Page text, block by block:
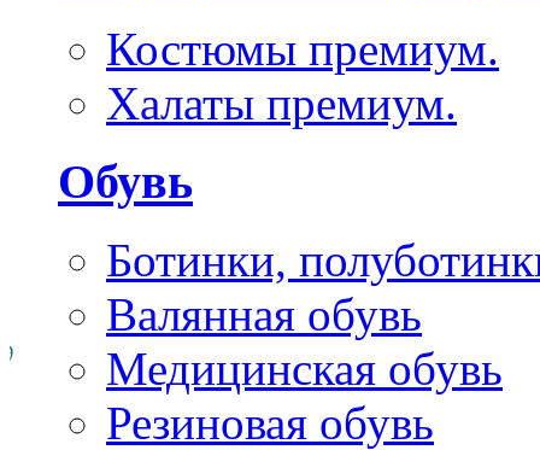
Костюмы премиум.
Халаты премиум.
Обувь
Ботинки,
Валянная обувь
Медицинская обувь
Резиновая обувь